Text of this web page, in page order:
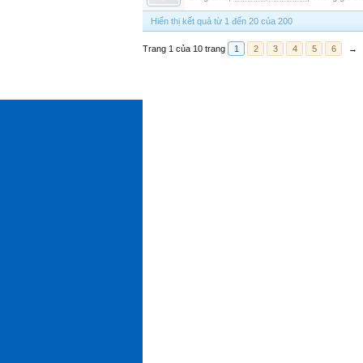
Hiển thị kết quả từ 1 đến 20 của 200
Trang 1 của 10 trang 1 2 3 4 5 6 →